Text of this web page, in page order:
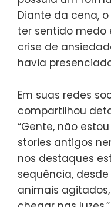
Diante da cena,
ter sentido
crise de
havia
Em suas redes
compartilhou
“Gente, não
stories antigos
nos destaques
sequência,
animais